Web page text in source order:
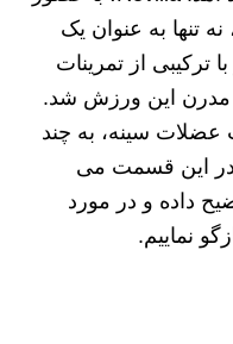
کشتی، نه تنها به عنوان یک
ترکیبی از تمرینات
مدرن این ورزش شد.
عضلات سینه، به چند
این قسمت می
داده و در مورد
نماییم.